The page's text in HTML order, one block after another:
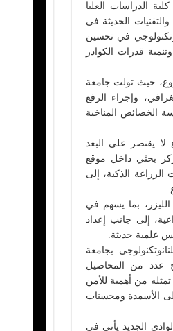
الدراسات العليا
الحديثة في
في تحسين
قدرات الكوادر
مساحة 50 فدانًا لصالح المشروع، حيث تولت جامعة
وإجراء الرفع
الخصائص المناخية
لا يقتصر على البعد
بحثي داخل موقع
الذكية، إلى
بما يسهم في
إلى جانب إعداد
علمية حديثة.
بجامعة
عدد من المحاصيل
من أهمية للأمن
الأسمدة ومحسنات
الجديد يأتي في